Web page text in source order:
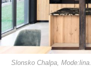
Slonsko Chalpa, Mode:lina.